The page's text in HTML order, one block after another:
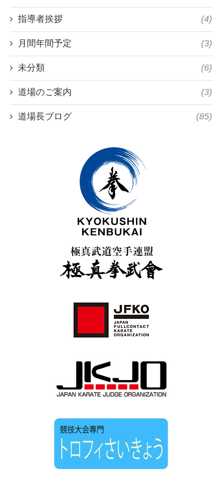
指導者挨拶 (4)
月間年間予定 (3)
未分類 (6)
道場のご案内 (3)
道場長ブログ (85)